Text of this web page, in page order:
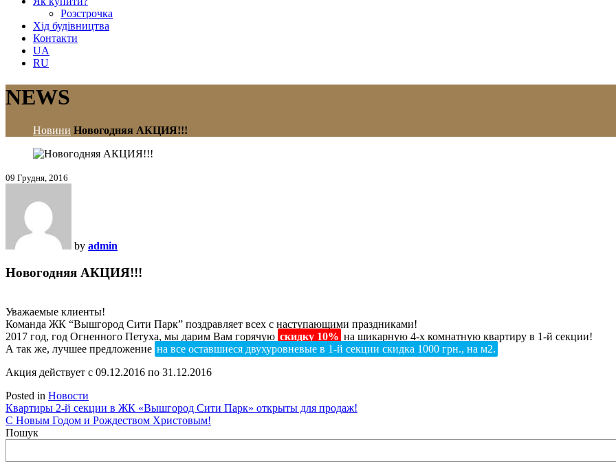
Розстрочка
Хід будівництва
Контакти
UA
RU
NEWS
Новини Новогодняя АКЦИЯ!!!
09 Грудня, 2016
by admin
Новогодняя АКЦИЯ!!!
Уважаемые клиенты!
Команда ЖК “Вышгород Сити Парк” поздравляет всех с наступающими праздниками!
2017 год, год Огненного Петуха, мы дарим Вам горячую скидку 10% на шикарную 4‑х комнатную квартиру в 1‑й секции!
А так же, лучшее предложение на все оставшиеся двухуровневые в 1-й секции скидка 1000 грн., на м2.
Акция действует с 09.12.2016 по 31.12.2016
Posted in Новости
Навігація
записів
Квартиры 2-й секции в ЖК «Вышгород Сити Парк» открыты для продаж!
С Новым Годом и Рождеством Христовым!
Пошук